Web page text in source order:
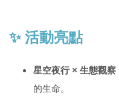
✨ 活動亮點
星空夜行 × 生態觀察
的生命。